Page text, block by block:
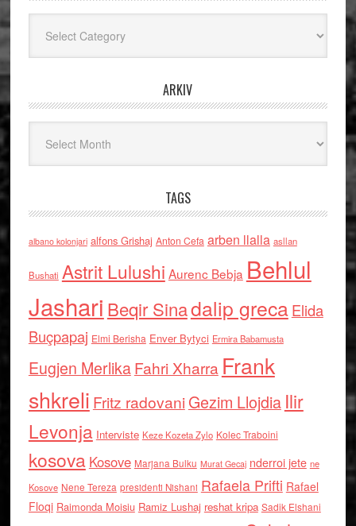
ARKIV
TAGS
albano kolonjari alfons Grishaj Anton Cefa arben llalla asllan
Bushati Astrit Lulushi Aurenc Bebja Behlul
Jashari Beqir Sinadalip grecaElida
Buçpapaj Elmi Berisha Enver Bytyci Ermira Babamusta
Eugjen MerlikaFahri Xharra Frank
shkreli Fritz radovaniGezim Llojdia Ilir
Levonja Interviste Keze Kozeta Zylo Kolec Traboini
kosova Kosove Marjana Bulku Murat Gecaj nderroi jete ne
Kosove Nene Tereza presidenti Nishani Rafaela Prifti Rafael
Floqi Raimonda Moisiu Ramiz Lushaj reshat kripa Sadik Elshani